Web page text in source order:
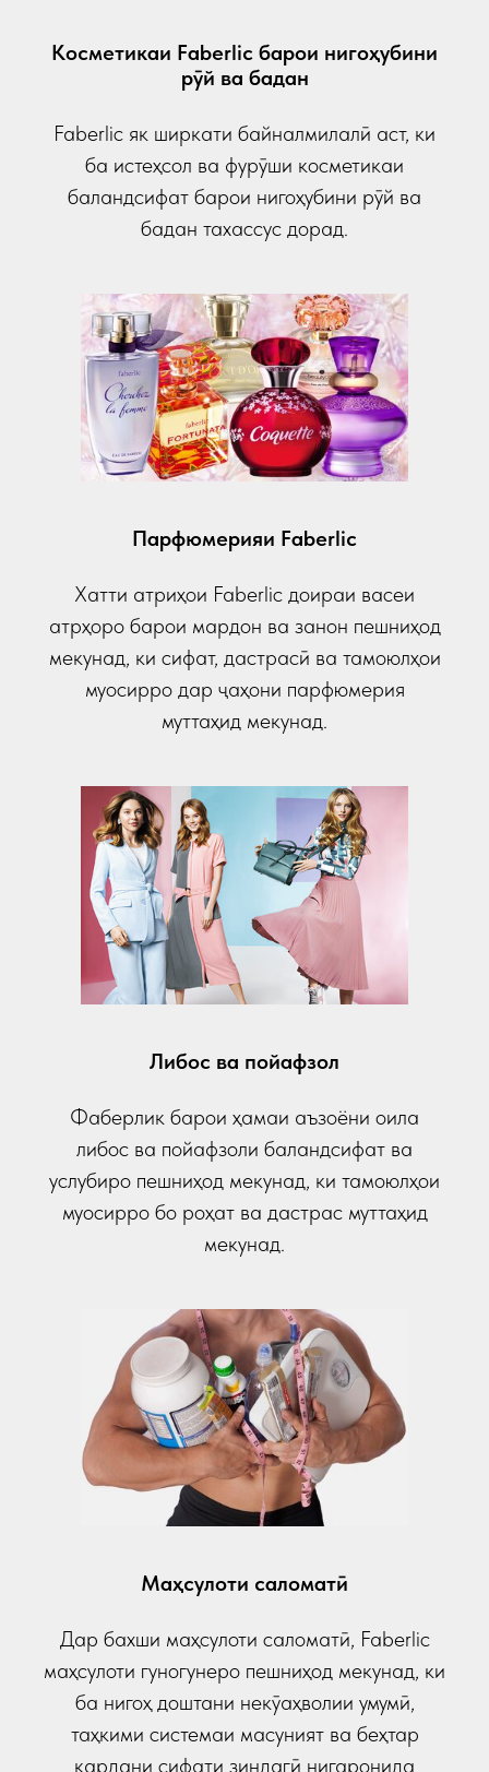
Косметикаи Faberlic барои нигоҳубини
рӯй ва бадан
Faberlic як ширкати байналмилалӣ аст, ки
ба истеҳсол ва фурӯши косметикаи
баландсифат барои нигоҳубини рӯй ва
бадан тахассус дорад.
Парфюмерияи Faberlic
Хатти атриҳои Faberlic доираи васеи
атрҳоро барои мардон ва занон пешниҳод
мекунад, ки сифат, дастрасӣ ва тамоюлҳои
муосирро дар ҷаҳони парфюмерия
муттаҳид мекунад.
Либос ва пойафзол
Фаберлик барои ҳамаи аъзоёни оила
либос ва пойафзоли баландсифат ва
услубиро пешниҳод мекунад, ки тамоюлҳои
муосирро бо роҳат ва дастрас муттаҳид
мекунад.
Маҳсулоти саломатӣ
Дар бахши маҳсулоти саломатӣ, Faberlic
маҳсулоти гуногунеро пешниҳод мекунад, ки
ба нигоҳ доштани некӯаҳволии умумӣ,
таҳкими системаи масуният ва беҳтар
кардани сифати зиндагӣ нигаронида